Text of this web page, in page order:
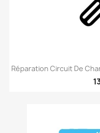
Réparation Circuit De